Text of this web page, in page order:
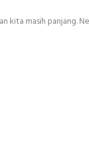
kita masih panjang.